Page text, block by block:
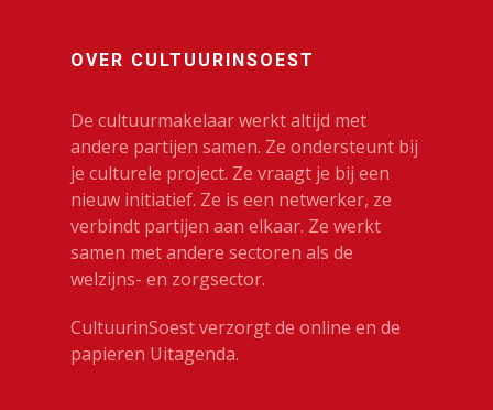
OVER CULTUURINSOEST
De cultuurmakelaar werkt altijd met
andere partijen samen. Ze ondersteunt bij
je culturele project. Ze vraagt je bij een
nieuw initiatief. Ze is een netwerker, ze
verbindt partijen aan elkaar. Ze werkt
samen met andere sectoren als de
welzijns- en zorgsector.
CultuurinSoest verzorgt de online en de
papieren Uitagenda.
Kies je kunst
Kunst in de openbare
ruimte
Kunst Natuur Welzijn
Mobiele
On the Move
Zien en
Beeldend
Bibliotheek
Cultureel erfgoed
Kennis &